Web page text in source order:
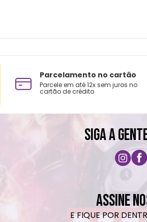
Parcelamento no cartão
Parcele em até 12x sem juros no
cartão de crédito
SIGA A
ASSINE
E FIQUE POR